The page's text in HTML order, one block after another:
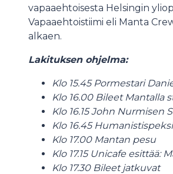
vapaaehtoisesta Helsingin
Vapaaehtoistiimi eli Manta
alkaen.
Lakituksen ohjelma:
Klo 15.45 Pormestari
Klo 16.00 Bileet Mantalla
Klo 16.15 John Nurmisen
Klo 16.45
Klo 17.00 Mantan pesu
Klo 17.15 Unicafe esittää:
Klo 17.30 Bileet jatkuvat